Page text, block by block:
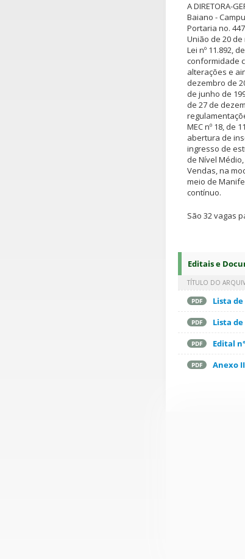
A DIRETORA-
Baiano -
Portaria no.
União de 20
Lei nº 11.892,
conformidade
alterações e
dezembro de
de junho de
de 27 de
MEC nº 18, de
abertura de
ingresso de
de Nível
Vendas, na
meio de
contínuo.
São 32 vagas
Editais e
TÍTULO DO
PDF Lista
PDF Lista
PDF Edital
PDF Anexo